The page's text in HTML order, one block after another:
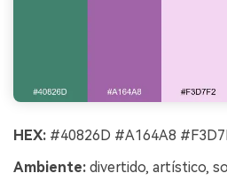
HEX: #40826D #A164A8
Ambiente: divertido, artístico,